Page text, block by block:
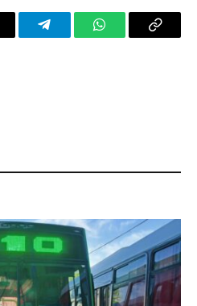
TelegramWhatsAppCopy